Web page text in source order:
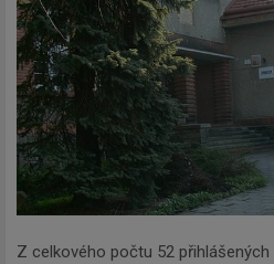
Z celkového počtu 52